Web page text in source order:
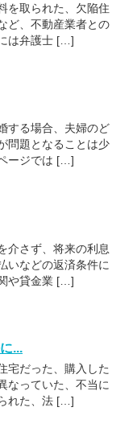
を取られた、欠陥住
ど、不動産業者との
は弁護士 […]
する場合、夫婦のど
問題となることは少
ージでは […]
介さず、将来の利息
いなどの返済条件に
や貸金業 […]
...
宅だった、購入した
なっていた、不当に
れた、法 […]